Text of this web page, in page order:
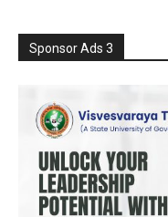
Sponsor Ads 3